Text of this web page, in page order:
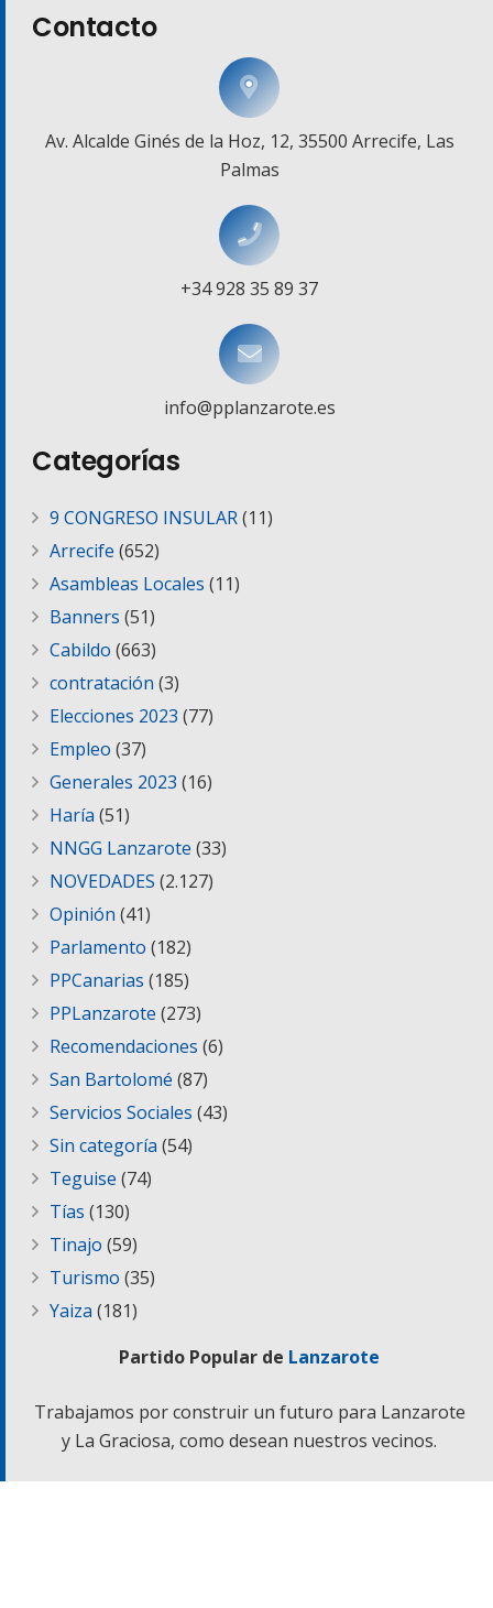
Contacto
Av. Alcalde Ginés de la Hoz, 12, 35500 Arrecife, Las
Palmas
+34 928 35 89 37
info@pplanzarote.es
Categorías
9 CONGRESO INSULAR(11)
Arrecife (652)
Asambleas Locales (11)
Banners (51)
Cabildo (663)
contratación (3)
Elecciones 2023 (77)
Empleo (37)
Generales 2023 (16)
Haría (51)
NNGG Lanzarote (33)
NOVEDADES (2.127)
Opinión (41)
Parlamento (182)
PPCanarias (185)
PPLanzarote (273)
Recomendaciones (6)
San Bartolomé (87)
Servicios Sociales (43)
Sin categoría (54)
Teguise (74)
Tías (130)
Tinajo (59)
Turismo (35)
Yaiza (181)
Partido Popular de Lanzarote
Trabajamos por construir un futuro para Lanzarote
y La Graciosa, como desean nuestros vecinos.